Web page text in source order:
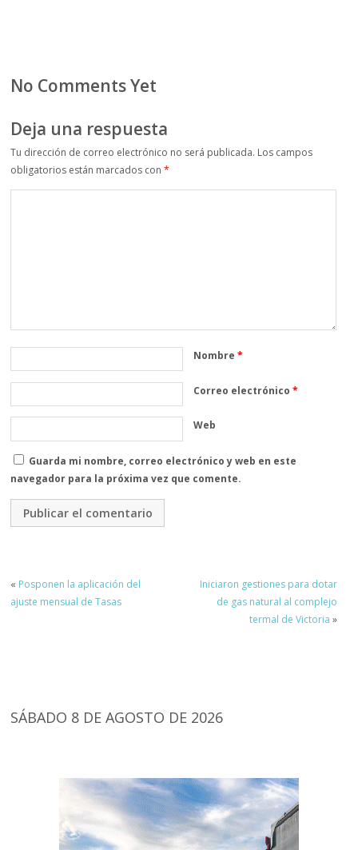
No Comments Yet
Deja una respuesta
Tu dirección de correo electrónico no será publicada. Los campos
obligatorios están marcados con*
Nombre*
Correo electrónico*
Web
Guarda mi nombre, correo electrónico y web en este
navegador para la próxima vez que comente.
« Posponen la aplicación del
ajuste mensual de Tasas
Iniciaron gestiones para dotar
de gas natural al complejo
termal de Victoria »
SÁBADO 8 DE AGOSTO DE 2026